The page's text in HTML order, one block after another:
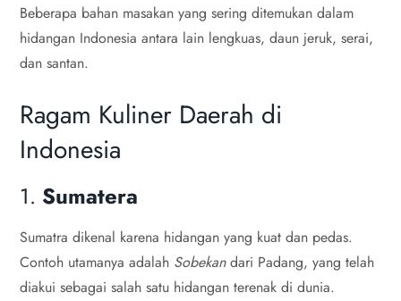
Beberapa bahan masakan yang sering ditemukan dalam
hidangan Indonesia antara lain lengkuas, daun jeruk, serai,
dan santan.
Ragam Kuliner Daerah di
Indonesia
1. Sumatera
Sumatra dikenal karena hidangan yang kuat dan pedas.
Contoh utamanya adalah Sobekandari Padang, yang telah
diakui sebagai salah satu hidangan terenak di dunia.